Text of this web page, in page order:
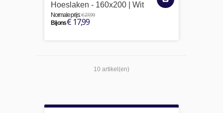
Hoeslaken - 160x200 | Wit
Normale prijs:€ 27,99
Bij ons€ 17,99
10 artikel(en)